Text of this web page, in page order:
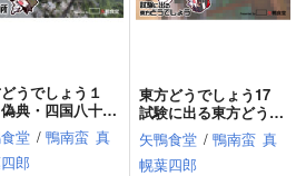
うでしょう１
典・四国八十八
堂 / 鴨南蛮 真
郎
東方どうでしょう17
試験に出る東方どうで
しょう
矢鴨食堂 / 鴨南蛮 真
幌葉四郎